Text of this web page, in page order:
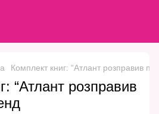
Комплект книг: “Атлант розправив
“Атлант розправив